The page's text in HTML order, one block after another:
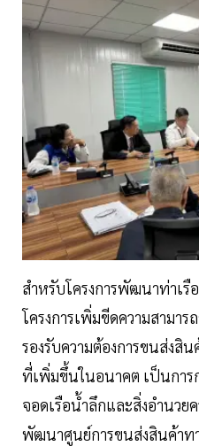
สำหรับโครงการพัฒนาท่าเ
โครงการเพิ่มขีดความสามา
รองรับความต้องการขนส่งสิ
ที่เพิ่มขึ้นในอนาคต เป็นการ
จอดเรือน้ำลึกและสิ่งอำนวย
พัฒนาศูนย์การขนส่งสินค้าท